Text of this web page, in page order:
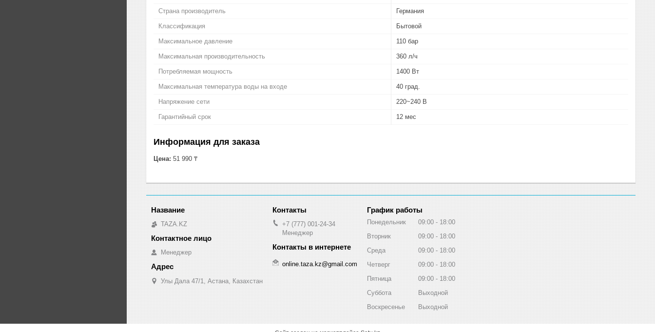
Страна производитель Германия
Классификация Бытовой
Максимальное давление 110 бар
Максимальная производительность 360 л/ч
Потребляемая мощность 1400 Вт
Максимальная температура воды на входе 40 град.
Напряжение сети 220~240 В
Гарантийный срок 12 мес
Информация для заказа
Цена: 51 990 ₸
TAZA.KZ
Менеджер
Улы Дала 47/1, Астана, Казахстан
+7 (777) 001-24-34
Менеджер
online.taza.kz@gmail.com
График работы
Понедельник 09:00
18:00
Вторник
09:00
18:00
Среда
09:00
18:00
Четверг
09:00
18:00
Пятница
09:00
18:00
Суббота
Выходной
Воскресенье
Выходной